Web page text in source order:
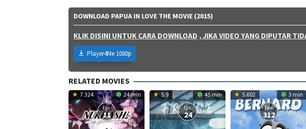
DOWNLOAD PAPUA IN LOVE THE MOVIE (2015)
KLIK DISINI UNTUK CARA DOWNLOAD , JIKA VIDEO YANG DIPUTAR
Player4Me 1080p
RELATED MOVIES
7.324 24 min
Eps:
11
5.9 45 min
Eps:
24
5.602 3 min
Eps:
312